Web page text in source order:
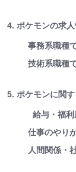
4. ポケモンの求
事務系職種
技術系職種
5. ポケモンに関
給与・福利
仕事のやり
人間関係・